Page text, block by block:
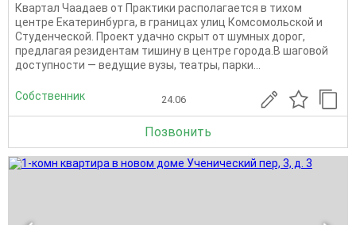
Квартал Чаадаев от Практики располагается в тихом
центре Екатеринбурга, в границах улиц Комсомольской и
Студенческой. Проект удачно скрыт от шумных дорог,
предлагая резидентам тишину в центре города.В шаговой
доступности — ведущие вузы, театры, парки...
Собственник 24.06
Позвонить